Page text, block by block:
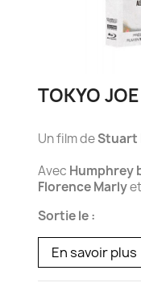
TOKYO
Un film deStuart
Avec Humphrey
Florence Marlyet
Sortie le :
En savoir plus